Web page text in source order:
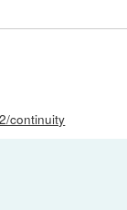
continuity